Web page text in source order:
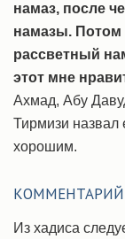
намаз, после
намазы. Потом
рассветный
этот мне
Ахмад, Абу
Тирмизи назвал
хорошим.
КОММЕНТАРИЙ
Из хадиса